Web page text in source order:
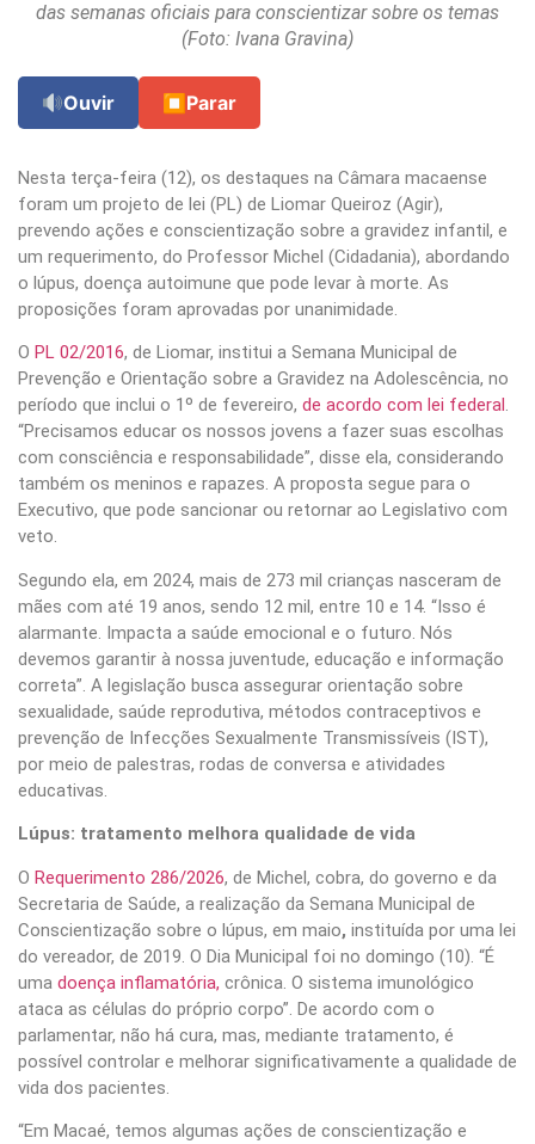
das semanas oficiais para conscientizar sobre os temas
(Foto: Ivana Gravina)
Ouvir ⏹ Parar
Nesta terça-feira (12), os destaques na Câmara macaense
foram um projeto de lei (PL) de Liomar Queiroz (Agir),
prevendo ações e conscientização sobre a gravidez infantil, e
um requerimento, do Professor Michel (Cidadania), abordando
o lúpus, doença autoimune que pode levar à morte. As
proposições foram aprovadas por unanimidade.
O PL 02/2016, de Liomar, institui a Semana Municipal de
Prevenção e Orientação sobre a Gravidez na Adolescência, no
período que inclui o 1º de fevereiro, de acordo com lei federal .
“Precisamos educar os nossos jovens a fazer suas escolhas
com consciência e responsabilidade”, disse ela, considerando
também os meninos e rapazes. A proposta segue para o
Executivo, que pode sancionar ou retornar ao Legislativo com
veto.
Segundo ela, em 2024, mais de 273 mil crianças nasceram de
mães com até 19 anos, sendo 12 mil, entre 10 e 14. “Isso é
alarmante. Impacta a saúde emocional e o futuro. Nós
devemos garantir à nossa juventude, educação e informação
correta”. A legislação busca assegurar orientação sobre
sexualidade, saúde reprodutiva, métodos contraceptivos e
prevenção de Infecções Sexualmente Transmissíveis (IST),
por meio de palestras, rodas de conversa e atividades
educativas.
Lúpus: tratamento melhora qualidade de vida
O Requerimento 286/2026, de Michel, cobra, do governo e da
Secretaria de Saúde, a realização da Semana Municipal de
Conscientização sobre o lúpus, em maio, instituída por uma lei
do vereador, de 2019. O Dia Municipal foi no domingo (10). “É
uma doença inflamatória, crônica. O sistema imunológico
ataca as células do próprio corpo”. De acordo com o
parlamentar, não há cura, mas, mediante tratamento, é
possível controlar e melhorar significativamente a qualidade de
vida dos pacientes.
“Em Macaé, temos algumas ações de conscientização e